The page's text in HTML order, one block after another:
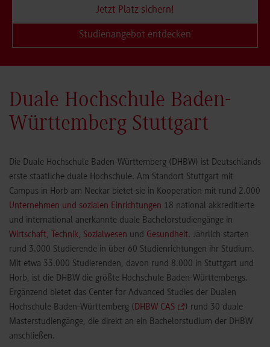
Jetzt Platz sichern!
Studienangebot entdecken
Duale Hochschule Baden-
Württemberg Stuttgart
Die Duale Hochschule Baden-Württemberg (DHBW) ist Deutschlands
erste staatliche duale Hochschule. Am Standort Stuttgart mit
Campus in Horb am Neckar bietet sie in Kooperation mit rund 2.000
Unternehmen und sozialen Einrichtungen 18 national akkreditierte
und international anerkannte duale Bachelorstudiengänge in
Wirtschaft, Technik, Sozialwesen und Gesundheit. Jährlich starten
rund 3.000 Studierende in über 60 Studienrichtungen ihr Studium.
Mit etwa 33.000 Studierenden, davon rund 8.000 in Stuttgart und
Horb, ist die DHBW die größte Hochschule Baden-Württembergs.
Ergänzend bietet das Center for Advanced Studies der Dualen
Hochschule Baden-Württemberg (DHBW CAS
) rund 30 duale
Masterstudiengänge, die direkt an ein Bachelorstudium der DHBW
anschließen.